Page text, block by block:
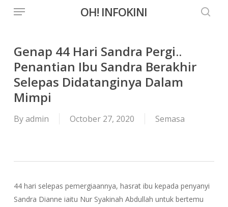
content
OH! INFOKINI
Menu
Genap 44 Hari Sandra Pergi..
Penantian Ibu Sandra Berakhir
Selepas Didatanginya Dalam
Mimpi
Byadmin October 27, 2020 Semasa
44 hari selepas pemergiaannya, hasrat ibu kepada penyanyi
Sandra Dianne iaitu Nur Syakinah Abdullah untuk bertemu